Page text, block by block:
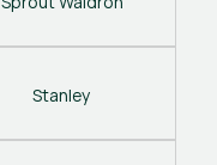
Stanley